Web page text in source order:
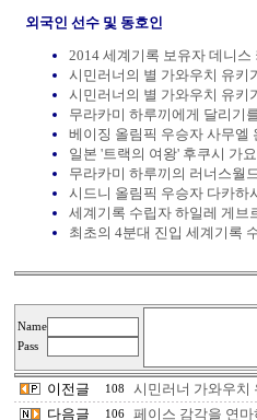
외국인 선수 및 동호인
2014 세계기록 보유자 데니스
시민러너의 별 가와우치 유키
시민러너의 별 가와우치 유키
무라카미 하루끼에게 달리기
베이징 올림픽 우승자 사무엘
일본 '트랙의 여왕' 후쿠시 가
무라카미 하루끼의 러너스월
시드니 올림픽 우승자 다카하
세계기록 수립자 하일레 게브
최초의 4분대 진입 세계기록
Name
Pass
이전글 108
시민러너 가와우치
다음글
106 페이스 감각을 연